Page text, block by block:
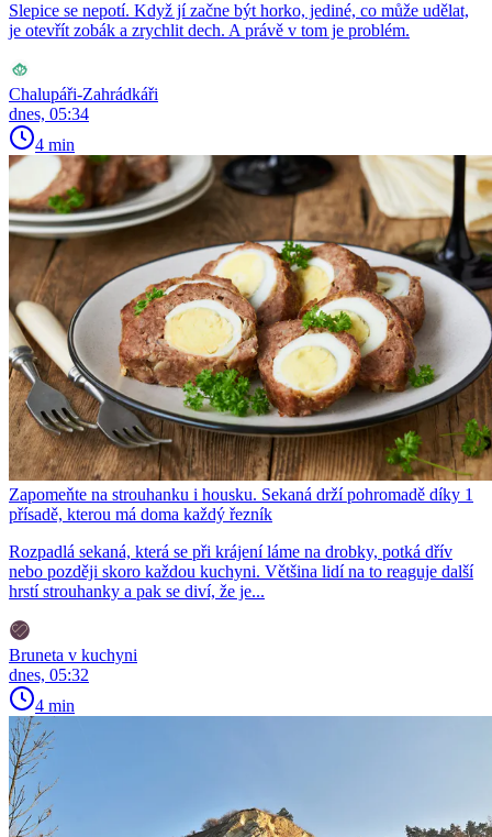
Slepice se nepotí. Když jí začne být horko, jediné, co může udělat,
je otevřít zobák a zrychlit dech. A právě v tom je problém.
Chalupáři-Zahrádkáři
dnes, 05:34
4 min
Zapomeňte na strouhanku i housku. Sekaná drží pohromadě díky 1
přísadě, kterou má doma každý řezník
Rozpadlá sekaná, která se při krájení láme na drobky, potká dřív
nebo později skoro každou kuchyni. Většina lidí na to reaguje další
hrstí strouhanky a pak se diví, že je...
Bruneta v kuchyni
dnes, 05:32
4 min